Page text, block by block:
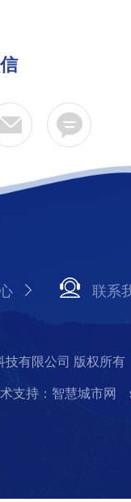
联系
有限公司 版权所有
支持：智慧城市网